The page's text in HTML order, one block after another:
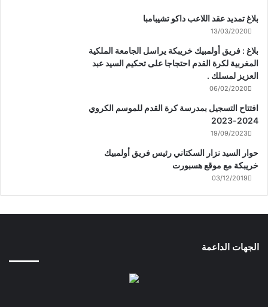
بلاغ تمديد عقد اللاعب داكو تشيبامبا
13/03/2020
بلاغ : فريق أولمبيك خريبكة يراسل الجامعة الملكية
المغربية لكرة القدم احتجاجا على تحكيم السيد عبد
العزيز لمسلك .
06/02/2020
افتتاح التسجيل بمدرسة كرة القدم للموسم الكروي
2024-2023
19/09/2023
حوار السيد نزار السكتاني رئيس فريق أولمبيك
خريبكة مع موقع هسبورت
03/12/2019
الجهات الداعمة